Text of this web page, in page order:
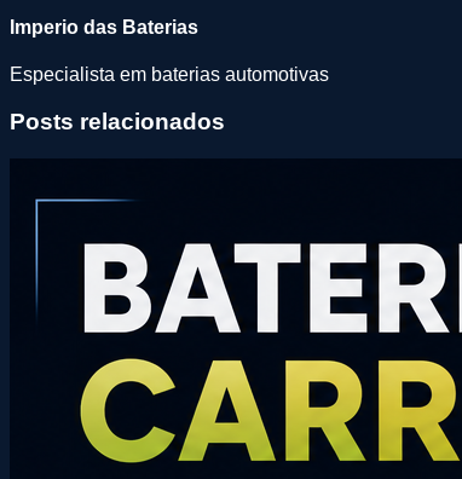
Imperio das Baterias
Especialista em baterias automotivas
Posts relacionados